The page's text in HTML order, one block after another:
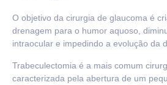
O objetivo da cirurgia de glaucoma é
drenagem para o humor aquoso,
intraocular e impedindo a evolução da
Trabeculectomia é a mais comum
caracterizada pela abertura de um